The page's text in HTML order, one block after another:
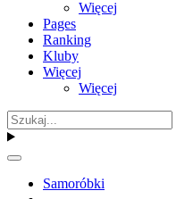
Więcej
Pages
Ranking
Kluby
Więcej
Więcej
Samoróbki